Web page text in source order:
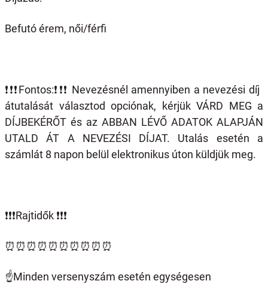
Befutó érem, női/férfi
❗️❗️❗️Fontos:❗️❗️❗️ Nevezésnél amennyiben a nevezési díj
átutalását választod opciónak, kérjük VÁRD MEG a
DÍJBEKÉRŐT és az ABBAN LÉVŐ ADATOK ALAPJÁN
UTALD ÁT A NEVEZÉSI DÍJAT. Utalás esetén a
számlát 8 napon belül elektronikus úton küldjük meg.
❗️❗️❗️Rajtidők ❗️❗️❗️
⏰️⏰️⏰️⏰️⏰️⏰️⏰️⏰️⏰️⏰️
☝️Minden versenyszám esetén egységesen